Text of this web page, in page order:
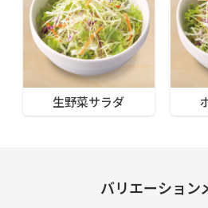
生野菜サラダ
バリエーション